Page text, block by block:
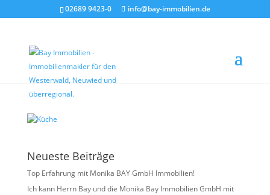
02689 9423-0 info@bay-immobilien.de
Küche
vonChristian Bay|Mai 19, 2026
Neueste Beiträge
Top Erfahrung mit Monika BAY GmbH Immobilien!
Ich kann Herrn Bay und die Monika Bay Immobilien GmbH mit